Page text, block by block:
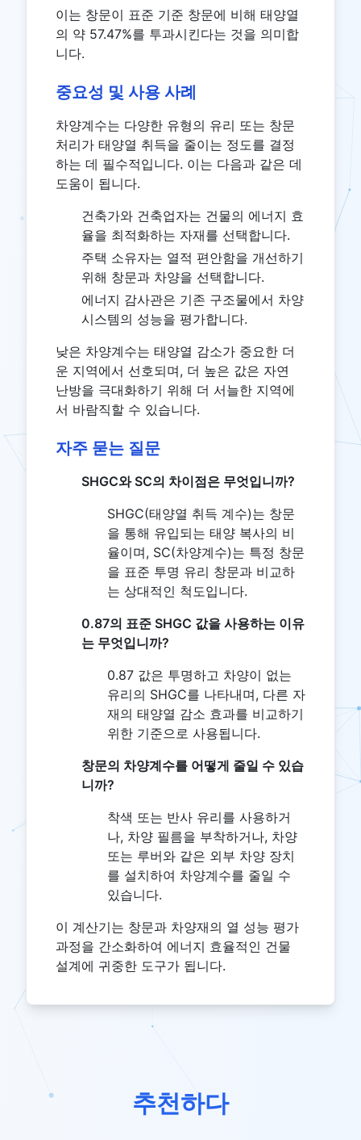
이는 창문이 표준 기준 창문에 비해 태양열
의 약 57.47%를 투과시킨다는 것을 의미합
니다.
중요성 및 사용 사례
차양계수는 다양한 유형의 유리 또는 창문
처리가 태양열 취득을 줄이는 정도를 결정
하는 데 필수적입니다. 이는 다음과 같은 데
도움이 됩니다.
건축가와 건축업자는 건물의 에너지 효
율을 최적화하는 자재를 선택합니다.
주택 소유자는 열적 편안함을 개선하기
위해 창문과 차양을 선택합니다.
에너지 감사관은 기존 구조물에서 차양
시스템의 성능을 평가합니다.
낮은 차양계수는 태양열 감소가 중요한 더
운 지역에서 선호되며, 더 높은 값은 자연
난방을 극대화하기 위해 더 서늘한 지역에
서 바람직할 수 있습니다.
자주 묻는 질문
SHGC와 SC의 차이점은 무엇입니까?
SHGC(태양열 취득 계수)는 창문
을 통해 유입되는 태양 복사의 비
율이며, SC(차양계수)는 특정 창문
을 표준 투명 유리 창문과 비교하
는 상대적인 척도입니다.
0.87의 표준 SHGC 값을 사용하는 이유
는 무엇입니까?
0.87 값은 투명하고 차양이 없는
유리의 SHGC를 나타내며, 다른 자
재의 태양열 감소 효과를 비교하기
위한 기준으로 사용됩니다.
창문의 차양계수를 어떻게 줄일 수 있습
니까?
착색 또는 반사 유리를 사용하거
나, 차양 필름을 부착하거나, 차양
또는 루버와 같은 외부 차양 장치
를 설치하여 차양계수를 줄일 수
있습니다.
이 계산기는 창문과 차양재의 열 성능 평가
과정을 간소화하여 에너지 효율적인 건물
설계에 귀중한 도구가 됩니다.
추천하다